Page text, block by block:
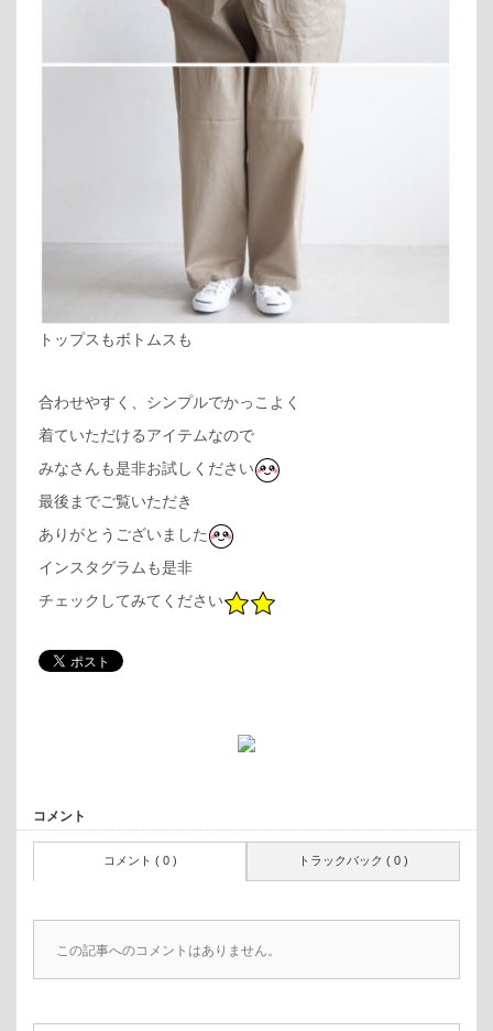
トップスもボトムスも
合わせやすく、シンプルでかっこよく
着ていただけるアイテムなので
みなさんも是非お試しください
最後までご覧いただき
ありがとうございました
インスタグラムも是非
チェックしてみてください
コメント
コメント ( 0 ) トラックバック ( 0 )
この記事へのコメントはありません。